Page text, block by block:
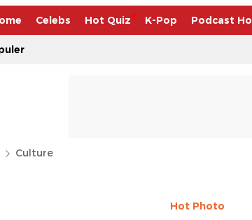
Celebs Hot Quiz K-Pop Podcast
Culture
Hot Photo